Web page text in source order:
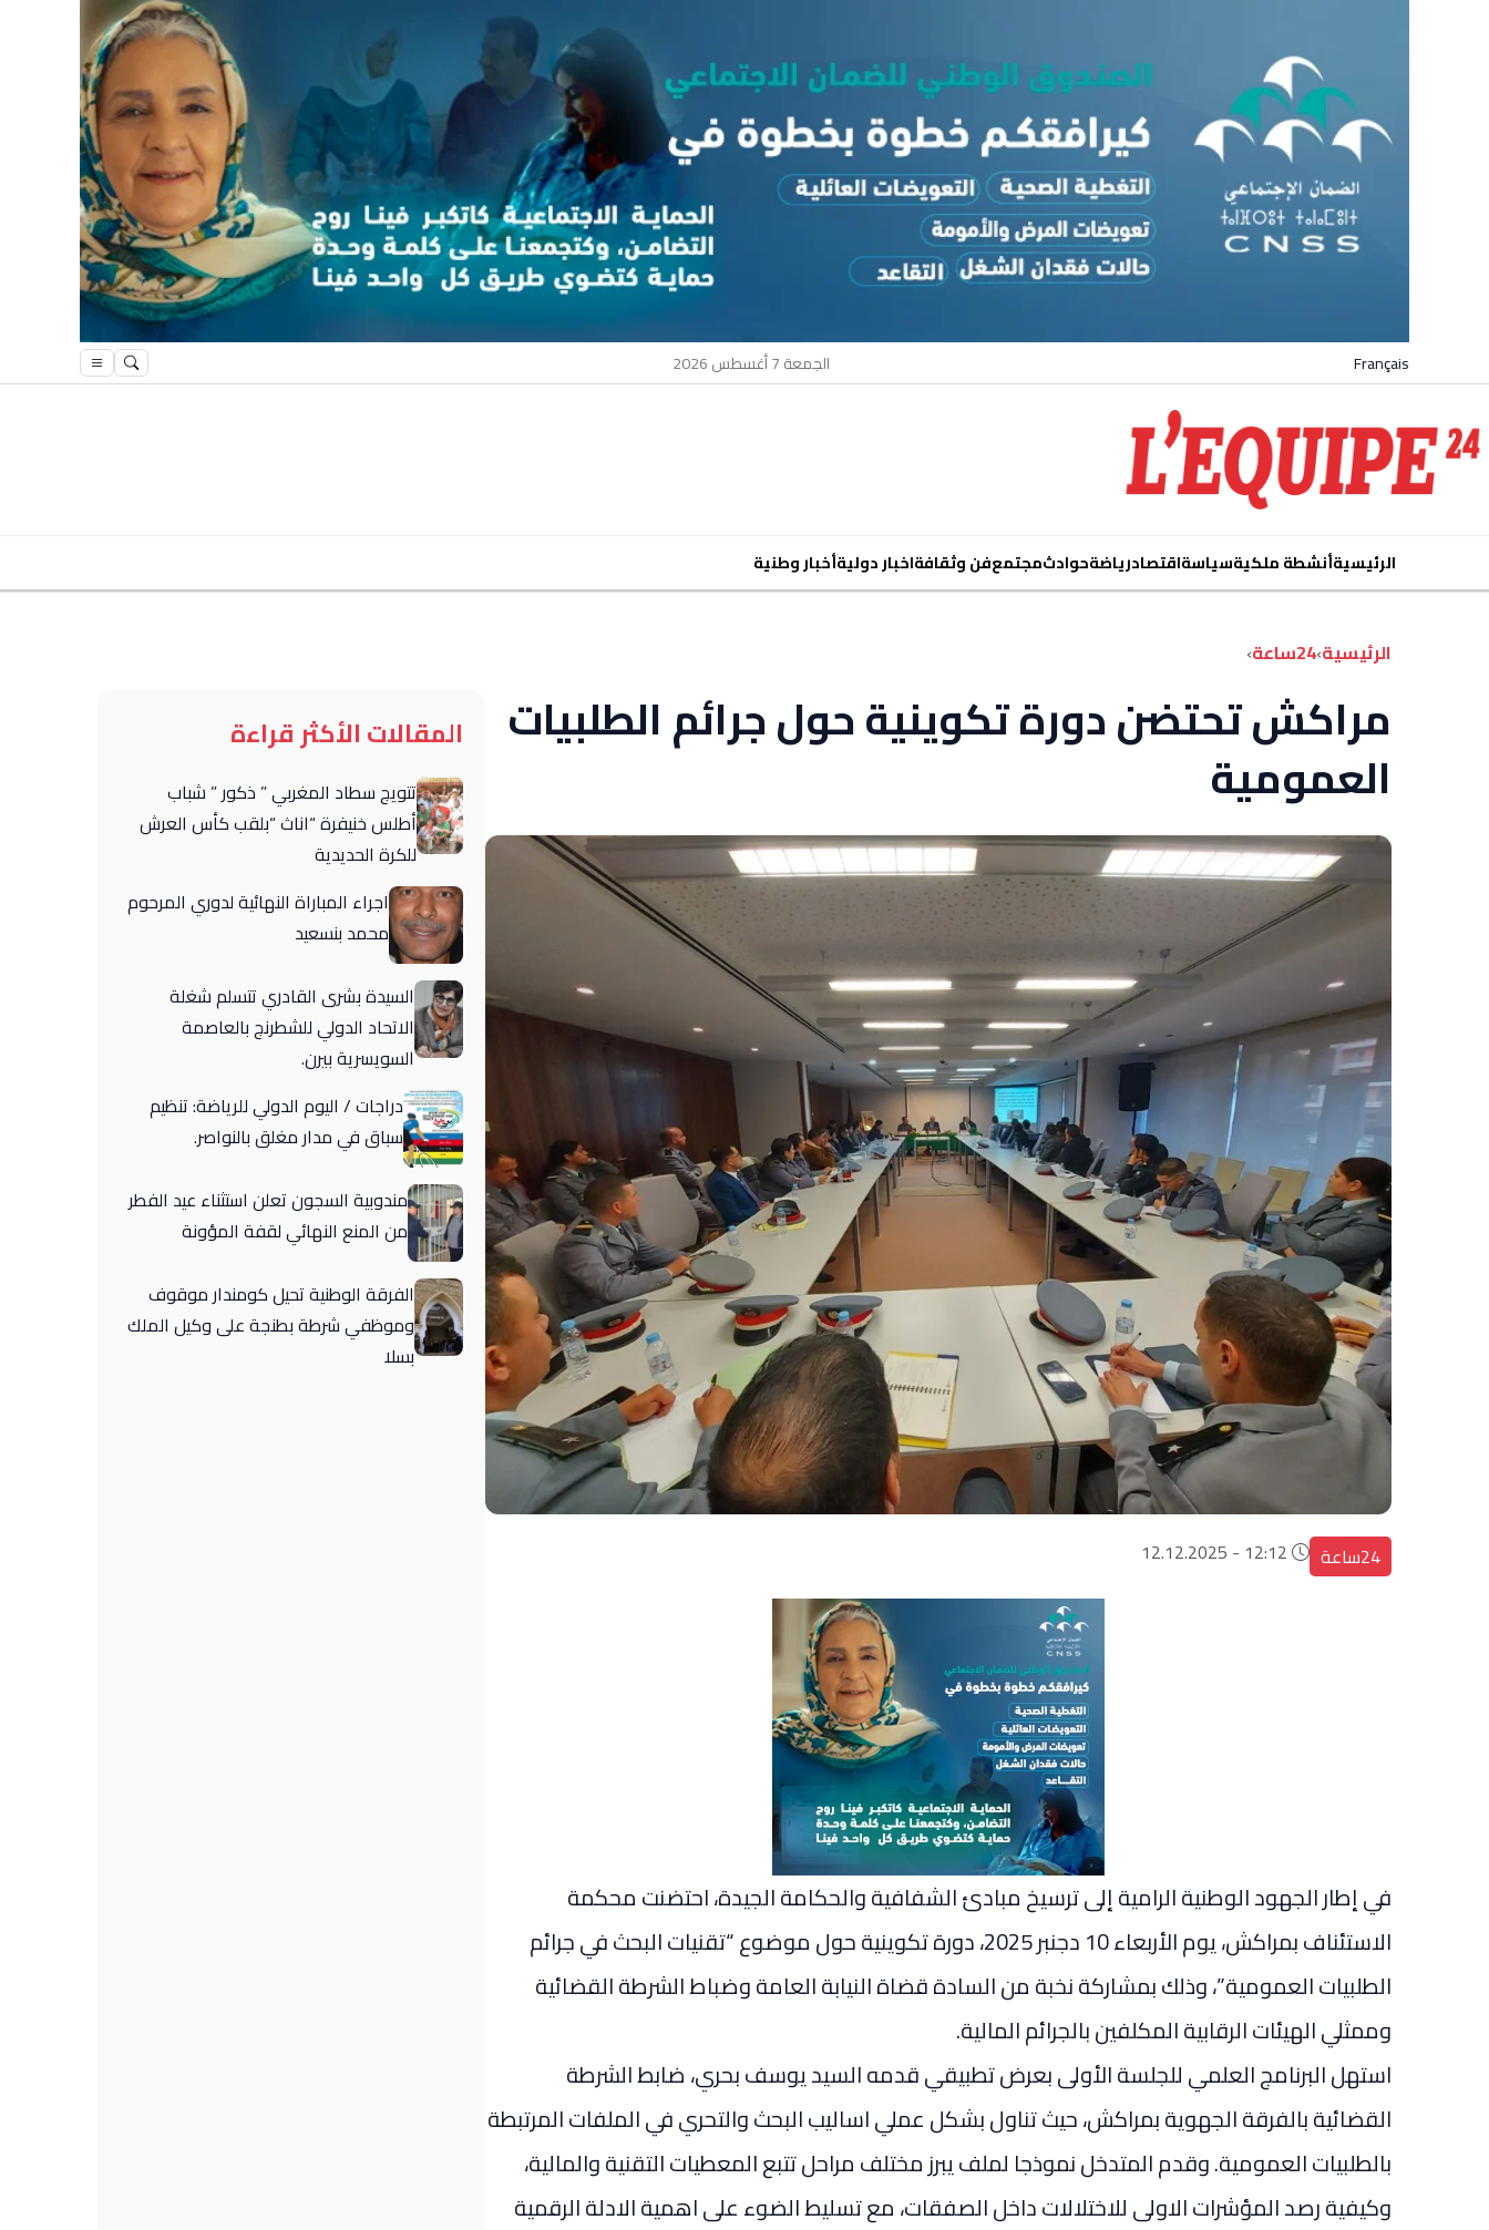
Français الجمعة 7 أغسطس 2026
الرئيسيةأنشطة ملكيةسياسةاقتصادرياضةحوادثمجتمعفن وثقافةاخبار دوليةأخبار وطنية
الرئيسية›24ساعة ›
مراكش تحتضن دورة تكوينية حول جرائم الطلبيات
العمومية
24ساعة
في إطار الجهود الوطنية الرامية إلى ترسيخ مبادئ الشفافية والحكامة الجيدة، احتضنت محكمة
الاستئناف بمراكش، يوم الأربعاء 10 دجنبر 2025، دورة تكوينية حول موضوع “تقنيات البحث في جرائم
الطلبيات العمومية”، وذلك بمشاركة نخبة من السادة قضاة النيابة العامة وضباط الشرطة القضائية
وممثلي الهيئات الرقابية المكلفين بالجرائم المالية.
استهل البرنامج العلمي للجلسة الأولى بعرض تطبيقي قدمه السيد يوسف بحري، ضابط الشرطة
القضائية بالفرقة الجهوية بمراكش، حيث تناول بشكل عملي اساليب البحث والتحري في الملفات المرتبطة
بالطلبيات العمومية. وقدم المتدخل نموذجا لملف يبرز مختلف مراحل تتبع المعطيات التقنية والمالية،
وكيفية رصد المؤشرات الاولى للاختلالات داخل الصفقات، مع تسليط الضوء على اهمية الادلة الرقمية
المقالات الأكثر قراءة
تتويج سطاد المغربي ” ذكور ” شباب
أطلس خنيفرة “اناث “بلقب كأس العرش
للكرة الحديدية
اجراء المباراة النهائية لدوري المرحوم
محمد بنسعيد
السيدة بشرى القادري تتسلم شغلة
الاتحاد الدولي للشطرنج بالعاصمة
السويسرية بيرن.
دراجات / اليوم الدولي للرياضة: تنظيم
سباق في مدار مغلق بالنواصر.
مندوبية السجون تعلن استثناء عيد الفطر
من المنع النهائي لقفة المؤونة
الفرقة الوطنية تحيل كومندار موقوف
وموظفي شرطة بطنجة على وكيل الملك
بسلا